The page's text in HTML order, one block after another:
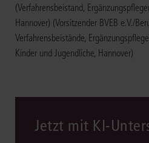
(Verfahrensbeistand,
Hannover) (Vorsitzender BVEB e.V./
Verfahrensbeistände,
Kinder und Jugendliche, Hannover)
Jetzt mit KI-